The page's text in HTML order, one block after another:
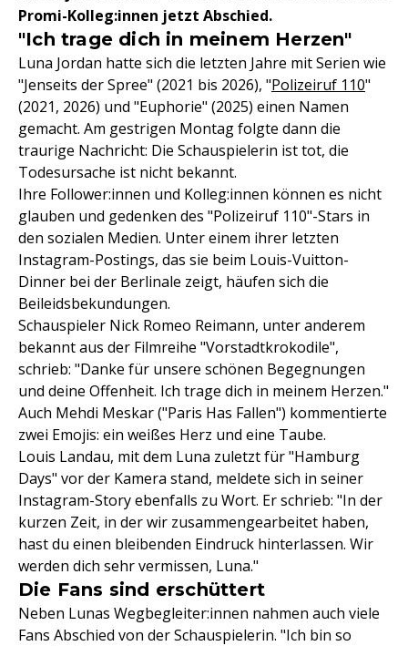
Promi-Kolleg:innen jetzt Abschied.
"Ich trage dich in meinem Herzen"
Luna Jordan hatte sich die letzten Jahre mit Serien wie
"Jenseits der Spree" (2021 bis 2026), "Polizeiruf 110"
(2021, 2026) und "Euphorie" (2025) einen Namen
gemacht. Am gestrigen Montag folgte dann die
traurige Nachricht: Die Schauspielerin ist tot, die
Todesursache ist nicht bekannt.
Ihre Follower:innen und Kolleg:innen können es nicht
glauben und gedenken des "Polizeiruf 110"-Stars in
den sozialen Medien. Unter einem ihrer letzten
Instagram-Postings, das sie beim Louis-Vuitton-
Dinner bei der Berlinale zeigt, häufen sich die
Beileidsbekundungen.
Schauspieler Nick Romeo Reimann, unter anderem
bekannt aus der Filmreihe "Vorstadtkrokodile",
schrieb: "Danke für unsere schönen Begegnungen
und deine Offenheit. Ich trage dich in meinem Herzen."
Auch Mehdi Meskar ("Paris Has Fallen") kommentierte
zwei Emojis: ein weißes Herz und eine Taube.
Louis Landau, mit dem Luna zuletzt für "Hamburg
Days" vor der Kamera stand, meldete sich in seiner
Instagram-Story ebenfalls zu Wort. Er schrieb: "In der
kurzen Zeit, in der wir zusammengearbeitet haben,
hast du einen bleibenden Eindruck hinterlassen. Wir
werden dich sehr vermissen, Luna."
Die Fans sind erschüttert
Neben Lunas Wegbegleiter:innen nahmen auch viele
Fans Abschied von der Schauspielerin. "Ich bin so